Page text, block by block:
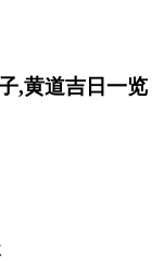
,黄道吉日一览